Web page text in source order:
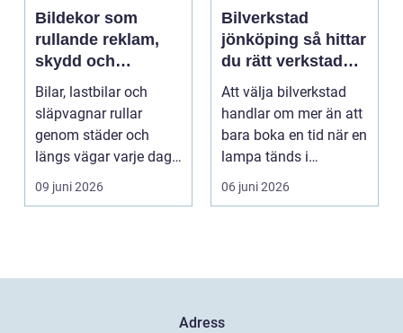
Bildekor som
rullande reklam,
skydd och
personlig stil
Bilar, lastbilar och
släpvagnar rullar
genom städer och
längs vägar varje dag.
De passerar
tusentals...
09 juni 2026
Bilverkstad
jönköping så hittar
du rätt verkstad
för din bil
Att välja bilverkstad
handlar om mer än att
bara boka en tid när en
lampa tänds i
instrumentpanelen....
06 juni 2026
Adress